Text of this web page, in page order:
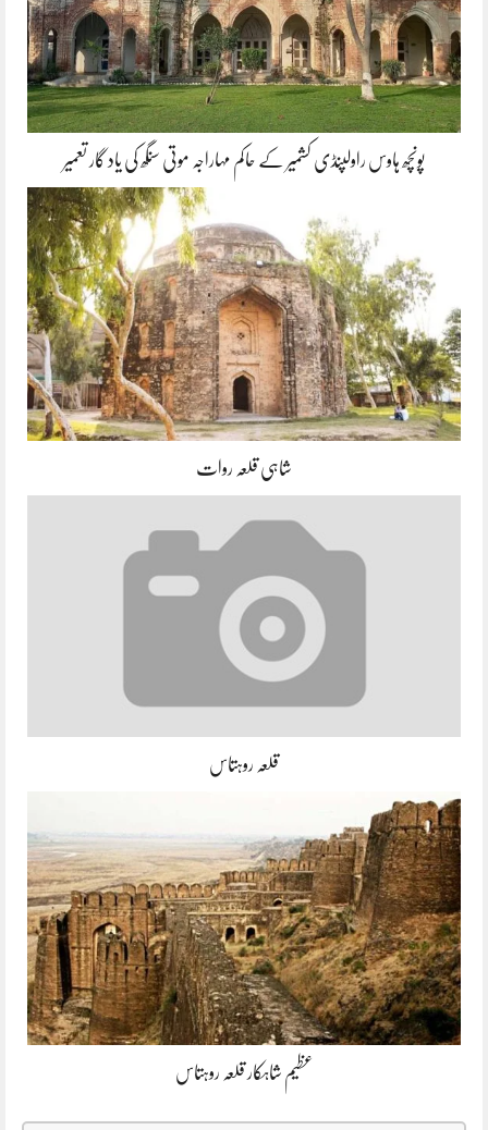
پونچھ ہاوس راولپنڈی کشمیر کے حاکم مہاراجہ موتی سنگھ کی یاد گار تعمیر
شاہی قلعہ روات
قلعہ روہتاس
عظیم شاہکار قلعہ روہتاس